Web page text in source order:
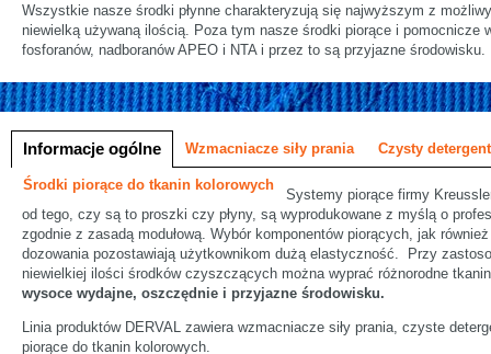
główna
Wszystkie nasze środki płynne charakteryzują się najwyższym z
niewielką używaną ilością. Poza tym nasze środki piorące i pomocnicze
fosforanów, nadboranów APEO i NTA i przez to są przyjazne środowisku.
Informacje ogólne Wzmacniacze siły prania Czysty detergent
Środki piorące do tkanin kolorowych
Systemy piorące firmy
od tego, czy są to proszki czy płyny, są wyprodukowane z myślą o
zgodnie z zasadą modułową. Wybór komponentów piorących, jak
dozowania pozostawiają użytkownikom dużą elastyczność. Przy
niewielkiej ilości środków czyszczących można wyprać różnorodne
wysoce wydajne, oszczędnie i przyjazne środowisku.
Linia produktów DERVAL zawiera wzmacniacze siły prania, czyste
piorące do tkanin kolorowych.